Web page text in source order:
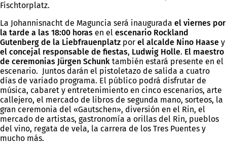
Fischtorplatz.
La Johannisnacht de Maguncia será inaugurada el viernes por
la tarde a las 18:00 horas en el escenario Rockland
Gutenberg de la Liebfrauenplatz por el alcalde Nino Haase y
el concejal responsable de fiestas, Ludwig Holle. El maestro
de ceremonias Jürgen Schunk también estará presente en el
escenario. Juntos darán el pistoletazo de salida a cuatro
días de variado programa. El público podrá disfrutar de
música, cabaret y entretenimiento en cinco escenarios, arte
callejero, el mercado de libros de segunda mano, sorteos, la
gran ceremonia del «Gautschen», diversión en el Rin, el
mercado de artistas, gastronomía a orillas del Rin, pueblos
del vino, regata de vela, la carrera de los Tres Puentes y
mucho más.